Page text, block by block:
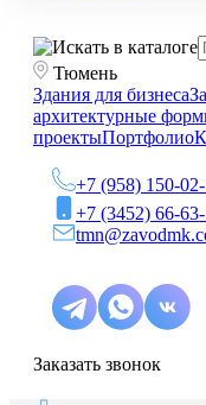
Тюмень
Здания для бизнеса
архитектурные
проектыПортфолио
+7 (958) 150-02-
+7 (3452) 66-
Заказать звонок